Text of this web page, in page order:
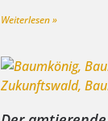
Weiterlesen »